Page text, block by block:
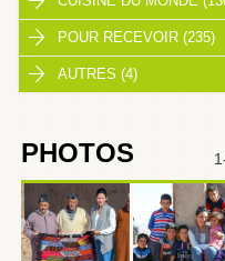
POUR RECEVOIR (235)
AUTRES (4)
1
PHOTOS